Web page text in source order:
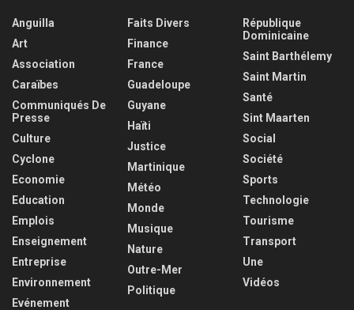
Anguilla
Art
Association
Caraïbes
Communiqués De
Presse
Culture
Cyclone
Economie
Education
Emplois
Enseignement
Entreprise
Environnement
Evénement
Faits Divers
Finance
France
Guadeloupe
Guyane
Haïti
Justice
Martinique
Météo
Monde
Musique
Nature
Outre-Mer
Politique
République
Dominicaine
Saint Barthélemy
Saint Martin
Santé
Sint Maarten
Social
Société
Sports
Technologie
Tourisme
Transport
Une
Vidéos